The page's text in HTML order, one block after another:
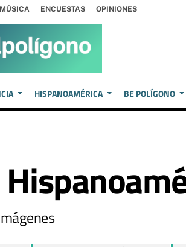
MÚSICA ENCUESTAS OPINIONES
HISPANOAMÉRICA BE POLÍGONO